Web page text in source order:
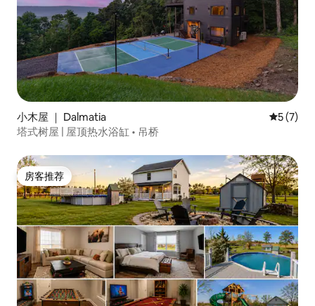
小木屋 ｜ Dalmatia 平均评分
5 (7)
塔式树屋 | 屋顶热水浴缸 • 吊桥
房客推荐
房客推荐